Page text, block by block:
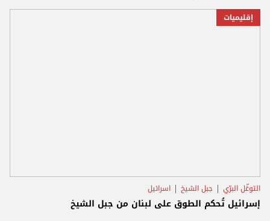
إقليميات
التوغّل البرّي جبل الشيخ اسرائيل
إسرائيل تُحكم الطوق على لبنان من جبل الشيخ